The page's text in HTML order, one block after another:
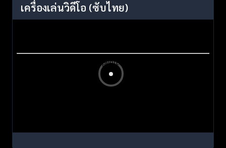
เครื่องเล่นวิดีโอ (ซับไทย)